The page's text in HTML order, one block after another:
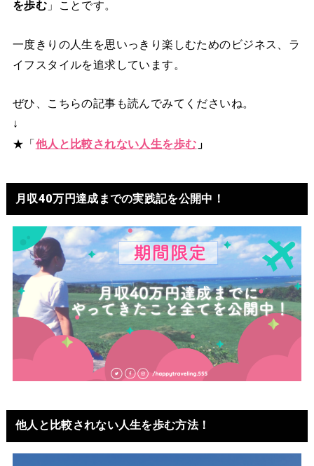
を歩む 」ことです。
一度きりの人生を思いっきり楽しむためのビジネス、ラ
イフスタイルを追求しています。
ぜひ、こちらの記事も読んでみてくださいね。
↓
★「他人と比較されない人生を歩む 」
月収40万円達成までの実践記を公開中！
他人と比較されない人生を歩む方法！